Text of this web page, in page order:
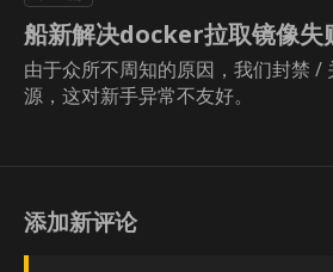
船新解决docker拉取镜像失
由于众所不周知的原因，我们封禁 /
源，这对新手异常不友好。
添加新评论